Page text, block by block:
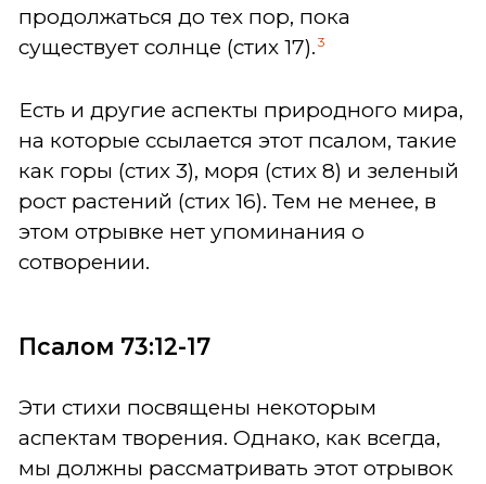
продолжаться до тех пор, пока
существует солнце (стих 17). 3
Есть и другие аспекты природного мира,
на которые ссылается этот псалом, такие
как горы (стих 3), моря (стих 8) и зеленый
рост растений (стих 16). Тем не менее, в
этом отрывке нет упоминания о
сотворении.
Псалом 73:12-17
Эти стихи посвящены некоторым
аспектам творения. Однако, как всегда,
мы должны рассматривать этот отрывок